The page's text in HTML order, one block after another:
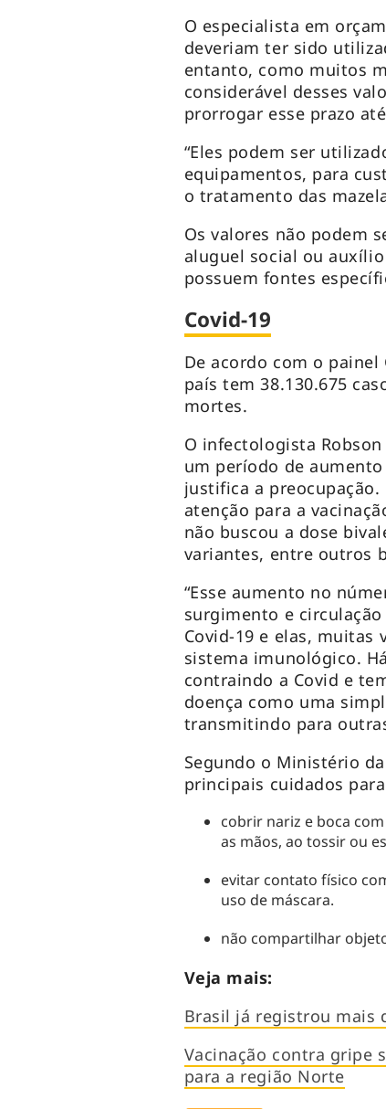
O especialista em
deveriam ter sido
entanto, como muitos
considerável desses
prorrogar esse prazo
“Eles podem ser
equipamentos, para
o tratamento das
Os valores não podem
aluguel social ou
possuem fontes
Covid-19
De acordo com o
país tem 38.130.675
mortes.
O infectologista
um período de
justifica a
atenção para a
não buscou a dose
variantes, entre outros
“Esse aumento no
surgimento e
Covid-19 e elas, muitas
sistema imunológico.
contraindo a Covid e
doença como uma
transmitindo para
Segundo o Ministério
principais cuidados
cobrir nariz e boca
as mãos, ao tossir ou
evitar contato físico
uso de máscara.
não compartilhar
Veja mais:
Brasil já registrou mais
Vacinação contra gripe
para a região Norte